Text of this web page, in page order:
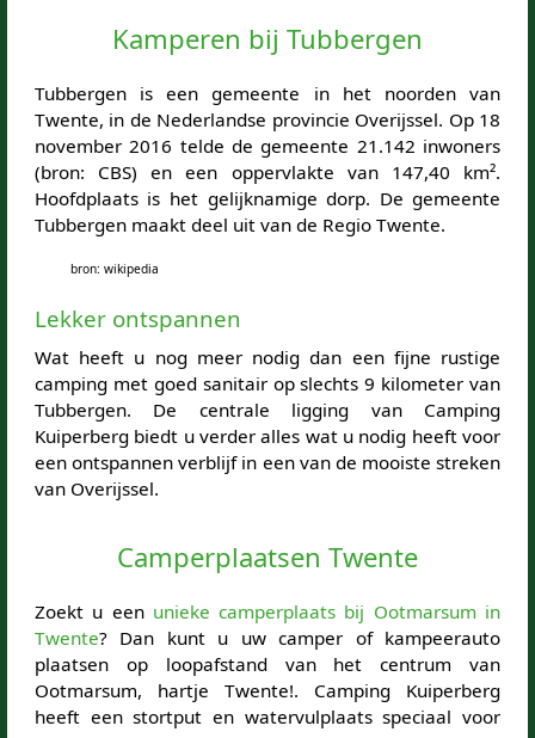
Kamperen bij Tubbergen
Tubbergen is een gemeente in het noorden van
Twente, in de Nederlandse provincie Overijssel. Op 18
november 2016 telde de gemeente 21.142 inwoners
(bron: CBS) en een oppervlakte van 147,40 km².
Hoofdplaats is het gelijknamige dorp. De gemeente
Tubbergen maakt deel uit van de Regio Twente.
bron: wikipedia
Lekker ontspannen
Wat heeft u nog meer nodig dan een fijne rustige
camping met goed sanitair op slechts 9 kilometer van
Tubbergen. De centrale ligging van Camping
Kuiperberg biedt u verder alles wat u nodig heeft voor
een ontspannen verblijf in een van de mooiste streken
van Overijssel.
Camperplaatsen Twente
Zoekt u een unieke camperplaats bij Ootmarsum in
Twente? Dan kunt u uw camper of kampeerauto
plaatsen op loopafstand van het centrum van
Ootmarsum, hartje Twente!. Camping Kuiperberg
heeft een stortput en watervulplaats speciaal voor